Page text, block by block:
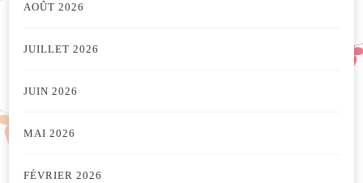
AOÛT 2026
JUILLET 2026
JUIN 2026
MAI 2026
FÉVRIER 2026